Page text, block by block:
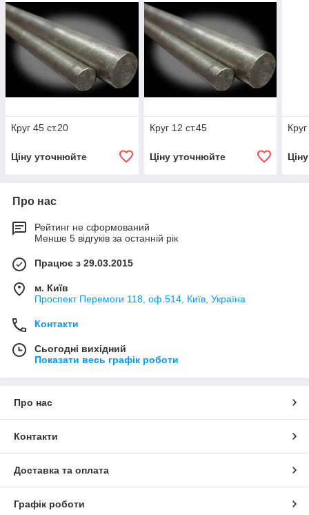
Круг 45 ст.20
Ціну уточнюйте
Круг 12 ст.45
Ціну уточнюйте
Про нас
Рейтинг не сформований
Менше 5 відгуків за останній рік
Працює з 29.03.2015
м. Київ
Проспект Перемоги 118, оф.514, Київ, Україна
Контакти
Сьогодні вихідний
Показати весь графік роботи
Про нас
Контакти
Доставка та оплата
Графік роботи